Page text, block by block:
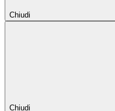
Chiudi
Chiudi